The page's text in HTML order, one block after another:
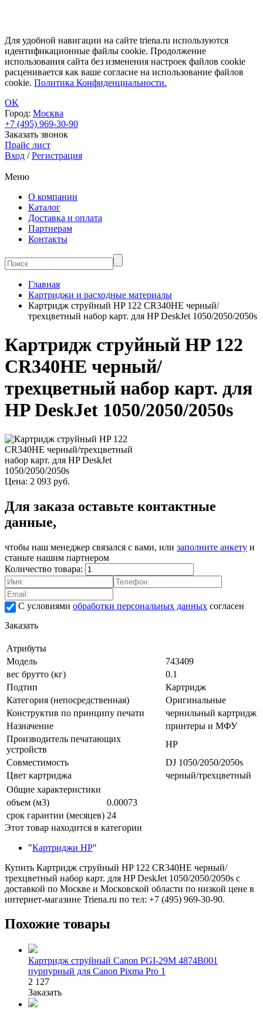
Для удобной навигации на сайте triena.ru используются
идентификационные файлы cookie. Продолжение
использования сайта без изменения настроек файлов cookie
расценивается как ваше согласие на использование файлов
cookie. Политика Конфиденциальности.
OK
Город: Москва
+7 (495) 969-30-90
Заказать звонок
Прайс лист
Вход /Регистрация
Меню
О компании
Каталог
Доставка и оплата
Партнерам
Контакты
Главная
Картриджи и расходные материалы
Картридж струйный HP 122 CR340HE черный/
трехцветный набор карт. для HP DeskJet 1050/2050/2050s
Картридж струйный HP 122
CR340HE черный/
трехцветный набор карт. для
HP DeskJet 1050/2050/2050s
Цена: 2 093 руб.
Для заказа оставьте контактные
данные,
чтобы наш менеджер связался с вами, или заполните анкету и
станьте нашим партнером
Количество товара:
С условиями обработки персональных данных согласен
Заказать
Атрибуты
Модель
743409
вес брутто (кг)
0.1
Подтип
Картридж
Категория (непосредственная)
Оригинальные
Конструктив по принципу печати
чернильный картридж
Назначение
принтеры и МФУ
Производитель печатающих
устройств
HP
Совместимость
DJ 1050/2050/2050s
Цвет картриджа
черный/трехцветный
Общие характеристики
объем (м3)
0.00073
срок гарантии (месяцев) 24
Этот товар находится в категории
"Картриджи HP"
Купить Картридж струйный HP 122 CR340HE черный/
трехцветный набор карт. для HP DeskJet 1050/2050/2050s с
доставкой по Москве и Московской области по низкой цене в
интернет-магазине Triena.ru по тел: +7 (495) 969-30-90.
Похожие товары
Картридж струйный Canon PGI-29M 4874B001
пурпурный для Canon Pixma Pro 1
2 127
Заказать